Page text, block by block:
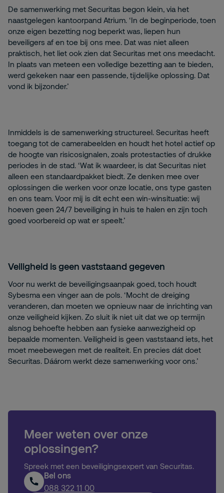
De samenwerking met Securitas begon klein, via het
naastgelegen kantoorpand Atrium. ‘In de beginperiode, toen
onze eigen bezetting nog beperkt was, liepen hun
beveiligers af en toe bij ons mee. Dat was niet alleen
praktisch, het liet ook zien dat Securitas met ons meedacht.
In plaats van meteen een volledige bezetting aan te bieden,
werd gekeken naar een passende, tijdelijke oplossing. Dat
vond ik bijzonder.’
Inmiddels is de samenwerking structureel. Securitas heeft
toegang tot de camerabeelden en houdt het hotel actief op
de hoogte van risicosignalen, zoals protestacties of drukke
periodes in de stad. ‘Wat ik waardeer, is dat Securitas niet
alleen een standaardpakket biedt. Ze denken mee over
oplossingen die werken voor onze locatie, ons type gasten
en ons team. Voor mij is dit echt een win-winsituatie: wij
hoeven geen 24/7 beveiliging in huis te halen en zijn toch
goed voorbereid op wat er speelt.’
Veiligheid is geen vaststaand gegeven
Voor nu werkt de beveiligingsaanpak goed, toch houdt
Sybesma een vinger aan de pols. ‘Mocht de dreiging
veranderen, dan moeten we opnieuw naar de inrichting van
onze veiligheid kijken. Zo sluit ik niet uit dat we op termijn
alsnog behoefte hebben aan fysieke aanwezigheid op
bepaalde momenten. Veiligheid is geen vaststaand iets, het
moet meebewegen met de realiteit. En precies dát doet
Securitas. Dáárom werkt deze samenwerking voor ons.’
Meer weten over onze
oplossingen?
Spreek met een beveiligingsexpert van Securitas.
Bel ons
088 322 11 00